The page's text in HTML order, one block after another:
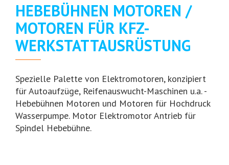
HEBEBÜHNEN MOTOREN /
MOTOREN FÜR KFZ-
WERKSTATTAUSRÜSTUNG
Spezielle Palette von Elektromotoren, konzipiert
für Autoaufzüge, Reifenauswucht-Maschinen u.a. -
Hebebühnen Motoren und Motoren für Hochdruck
Wasserpumpe. Motor Elektromotor Antrieb für
Spindel Hebebühne.